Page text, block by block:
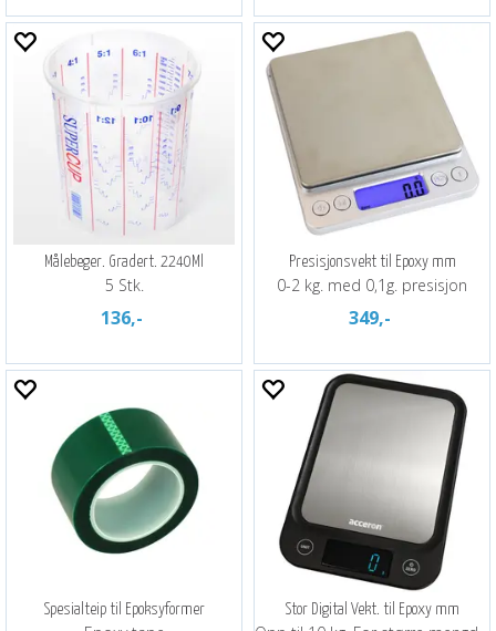
Målebeger. Gradert. 2240Ml
5 Stk.
136,-
Presisjonsvekt til Epoxy mm
0-2 kg. med 0,1g. presisjon
349,-
Spesialteip til Epoksyformer Stor Digital Vekt. til Epoxy mm